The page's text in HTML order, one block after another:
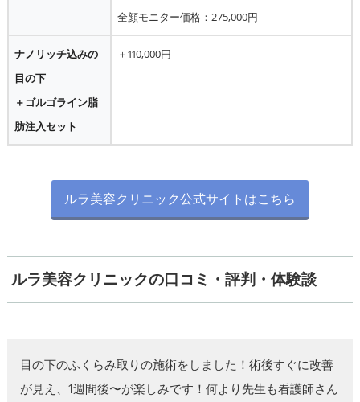
全顔モニター価格：275,000円
ナノリッチ込みの
目の下
＋ゴルゴライン脂
肪注入セット
＋110,000円
ルラ美容クリニック公式サイトはこちら
ルラ美容クリニックの口コミ・評判・体験談
目の下のふくらみ取りの施術をしました！術後すぐに改善
が見え、1週間後〜が楽しみです！何より先生も看護師さん